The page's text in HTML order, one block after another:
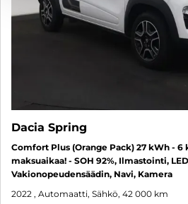
Dacia Spring
Comfort Plus (Orange Pack) 27 kWh -
maksuaikaa! - SOH 92%, Ilmastointi,
Vakionopeudensäädin, Navi, Kamera
2022 , Automaatti, Sähkö, 42 000 km